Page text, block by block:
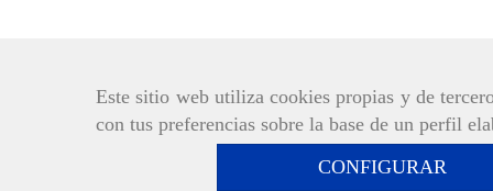
Este sitio web utiliza cookies propias y de
con tus preferencias sobre la base de un perfil
CONFIGURAR